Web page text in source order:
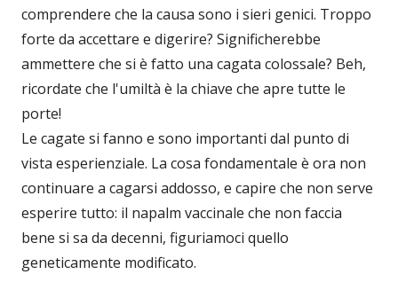
comprendere che la causa sono i sieri genici. Troppo
forte da accettare e digerire? Significherebbe
ammettere che si è fatto una cagata colossale? Beh,
ricordate che l'umiltà è la chiave che apre tutte le
porte!
Le cagate si fanno e sono importanti dal punto di
vista esperienziale. La cosa fondamentale è ora non
continuare a cagarsi addosso, e capire che non serve
esperire tutto: il napalm vaccinale che non faccia
bene si sa da decenni, figuriamoci quello
geneticamente modificato.